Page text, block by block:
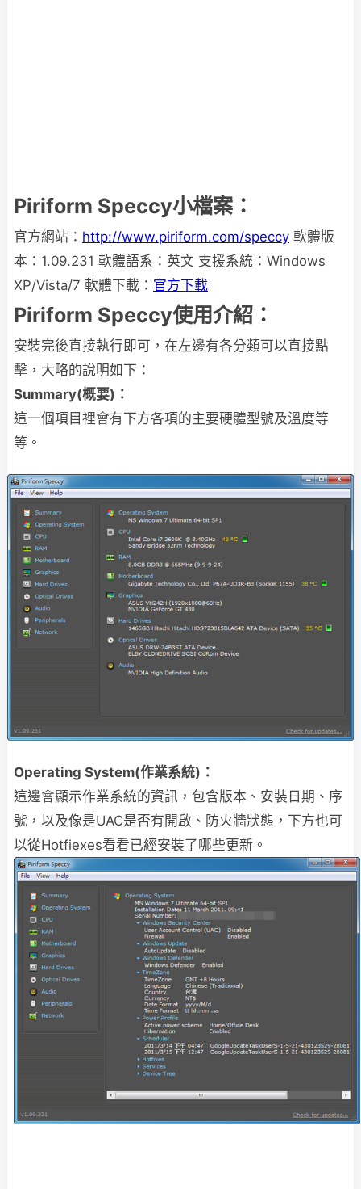
Piriform Speccy小檔案：
官方網站： http://www.piriform.com/speccy 軟體版
本：1.09.231 軟體語系：英文 支援系統：Windows
XP/Vista/7 軟體下載： 官方下載
Piriform Speccy使用介紹：
安裝完後直接執行即可，在左邊有各分類可以直接點
擊，大略的說明如下：
Summary(概要)：
這一個項目裡會有下方各項的主要硬體型號及溫度等
等。
Operating System(作業系統)：
這邊會顯示作業系統的資訊，包含版本、安裝日期、序
號，以及像是UAC是否有開啟、防火牆狀態，下方也可
以從Hotfiexes看看已經安裝了哪些更新。